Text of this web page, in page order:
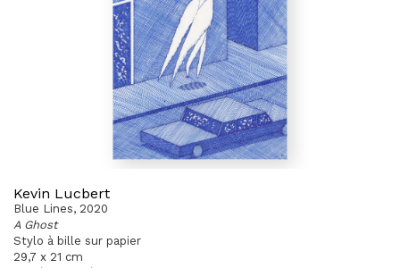
Kevin Lucbert
Blue Lines, 2020
A Ghost
Stylo à bille sur papier
29,7 x 21 cm